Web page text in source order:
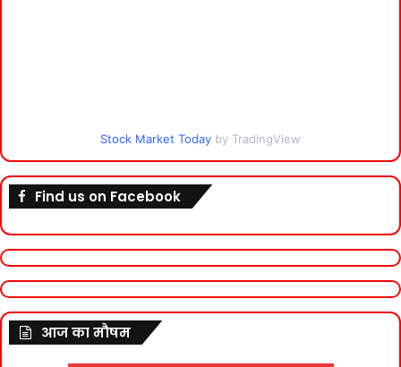
Stock Market Today by TradingView
Find us on Facebook
आज का मौषम